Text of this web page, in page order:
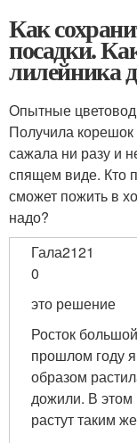
Как
посадки.
лилейника
Опытные
Получила
сажала ни разу и
спящем виде. Кто
сможет пожить в
надо?
Гала2121
0
это решение
Росток
прошлом году
образом
дожили. В этом
растут таким